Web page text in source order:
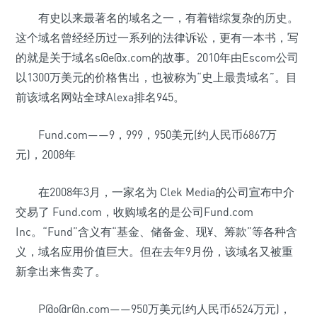
有史以来最著名的域名之一，有着错综复杂的历史。
这个域名曾经经历过一系列的法律诉讼，更有一本书，写
的就是关于域名s@e@x.com的故事。2010年由Escom公司
以1300万美元的价格售出，也被称为“史上最贵域名”。目
前该域名网站全球Alexa排名945。
Fund.com——9，999，950美元(约人民币6867万
元)，2008年
在2008年3月，一家名为 Clek Media的公司宣布中介
交易了 Fund.com，收购域名的是公司Fund.com
Inc。“Fund”含义有“基金、储备金、现¥、筹款”等各种含
义，域名应用价值巨大。但在去年9月份，该域名又被重
新拿出来售卖了。
P@o@r@n.com——950万美元(约人民币6524万元)，